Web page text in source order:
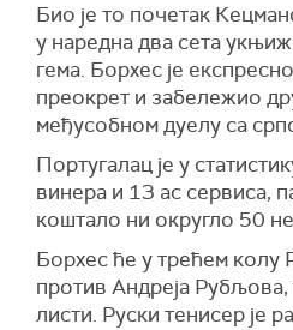
Био је то почетак
у наредна два сета
гема. Борхес је
преокрет и забележио
међусобном дуелу са
Португалац је у
винера и 13 ас сервиса,
коштало ни округло 50
Борхес ће у трећем колу
против Андреја
листи. Руски тенисер је